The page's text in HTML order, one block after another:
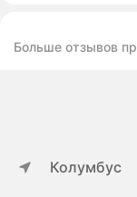
Больше отзывов
Колумбус